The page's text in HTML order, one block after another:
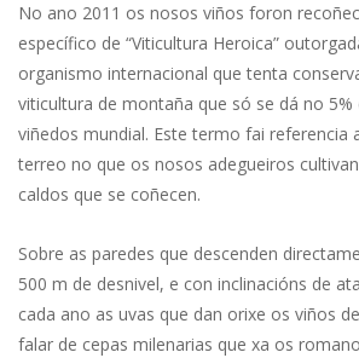
No ano 2011 os nosos viños foron
específico de “Viticultura Heroica”
organismo internacional que tenta
viticultura de montaña que só se dá no
viñedos mundial. Este termo fai referencia
terreo no que os nosos adegueiros
caldos que se coñecen.
Sobre as paredes que descenden
500 m de desnivel, e con inclinacións de
cada ano as uvas que dan orixe os viños
falar de cepas milenarias que xa os